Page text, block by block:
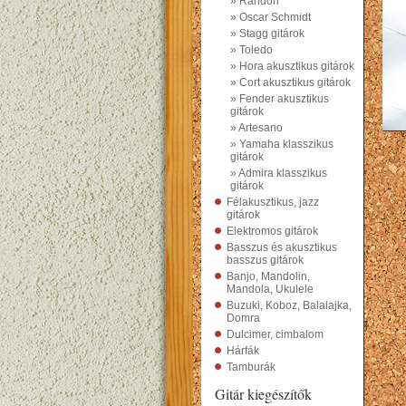
» Oscar Schmidt
» Stagg gitárok
» Toledo
» Hora akusztikus gitárok
» Cort akusztikus gitárok
» Fender akusztikus
gitárok
» Artesano
» Yamaha klasszikus
gitárok
» Admira klasszikus
gitárok
Félakusztikus, jazz
gitárok
Elektromos gitárok
Basszus és akusztikus
basszus gitárok
Banjo, Mandolin,
Mandola, Ukulele
Buzuki, Koboz, Balalajka,
Domra
Dulcimer, cimbalom
Hárfák
Tamburák
Gitár kiegészítők